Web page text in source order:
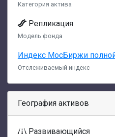
Категория актива
Репликация
Модель фонда
Индекс МосБиржи
Отслеживаемый индекс
География активов
Развивающийся